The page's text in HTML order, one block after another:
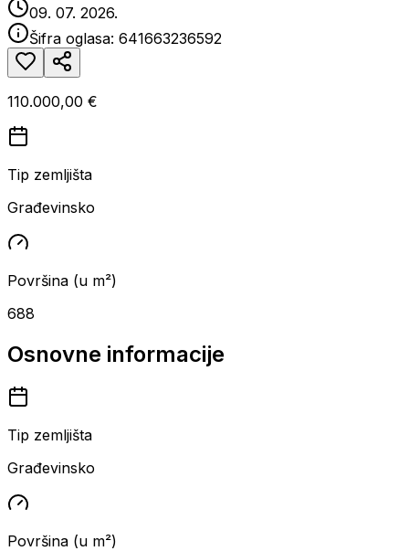
09. 07. 2026.
Šifra oglasa: 641663236592
110.000,00 €
Tip zemljišta
Građevinsko
Površina (u m²)
688
Osnovne informacije
Tip zemljišta
Građevinsko
Površina (u m²)